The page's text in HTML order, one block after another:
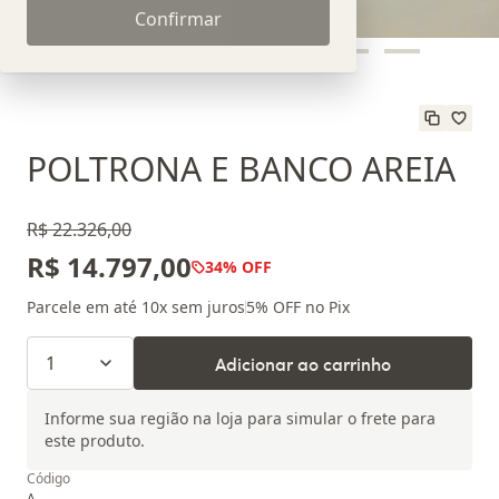
Confirmar
POLTRONA E BANCO AREIA
R$ 22.326,00
R$ 14.797,00 34% OFF
Parcele em até 10x sem juros5% OFF no Pix
1 Adicionar ao carrinho
Informe sua região na loja para simular o frete para
este produto.
Código